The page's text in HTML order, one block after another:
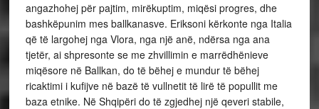
angazhohej për pajtim, mirëkuptim, miqësi progres, dhe
bashkëpunim mes ballkanasve. Eriksoni kërkonte nga Italia
që të largohej nga Vlora, nga një anë, ndërsa nga ana
tjetër, ai shpresonte se me zhvillimin e marrëdhënieve
miqësore në Ballkan, do të bëhej e mundur të bëhej
ricaktimi i kufijve në bazë të vullnetit të lirë të popullit me
baza etnike. Në Shqipëri do të zgjedhej një qeveri stabile,